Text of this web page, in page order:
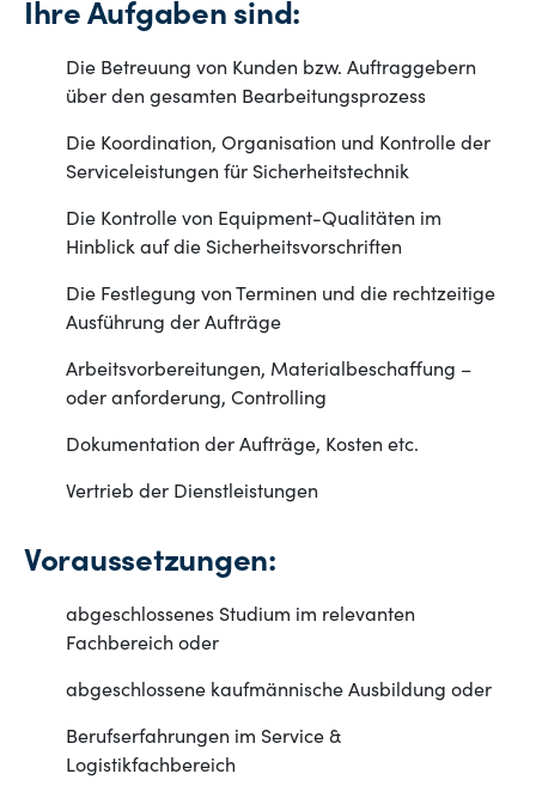
Ihre Aufgaben sind:
Die Betreuung von Kunden bzw. Auftraggebern
über den gesamten Bearbeitungsprozess
Die Koordination, Organisation und Kontrolle der
Serviceleistungen für Sicherheitstechnik
Die Kontrolle von Equipment-Qualitäten im
Hinblick auf die Sicherheitsvorschriften
Die Festlegung von Terminen und die rechtzeitige
Ausführung der Aufträge
Arbeitsvorbereitungen, Materialbeschaffung –
oder anforderung, Controlling
Dokumentation der Aufträge, Kosten etc.
Vertrieb der Dienstleistungen
Voraussetzungen:
abgeschlossenes Studium im relevanten
Fachbereich oder
abgeschlossene kaufmännische Ausbildung oder
Berufserfahrungen im Service &
Logistikfachbereich